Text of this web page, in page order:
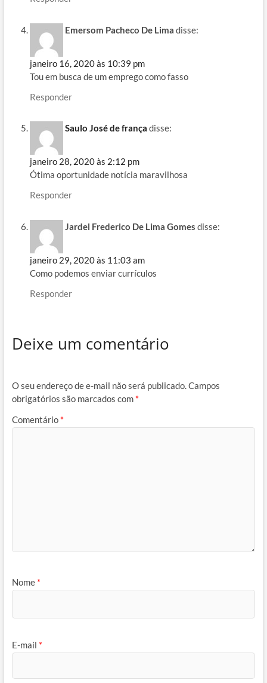
Emersom Pacheco De Lima disse:
janeiro 16, 2020 às 10:39 pm
Tou em busca de um emprego como fasso
Responder
Saulo José de frança disse:
janeiro 28, 2020 às 2:12 pm
Ótima oportunidade notícia maravilhosa
Responder
Jardel Frederico De Lima Gomes disse:
janeiro 29, 2020 às 11:03 am
Como podemos enviar currículos
Responder
Deixe um comentário
O seu endereço de e-mail não será publicado.Campos
obrigatórios são marcados com *
Comentário *
Nome *
E-mail *